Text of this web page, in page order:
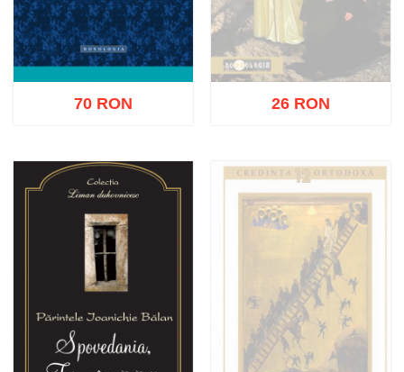
Adaugă în coș Wishlist
70 RON
Stoc epuizat
26 RON